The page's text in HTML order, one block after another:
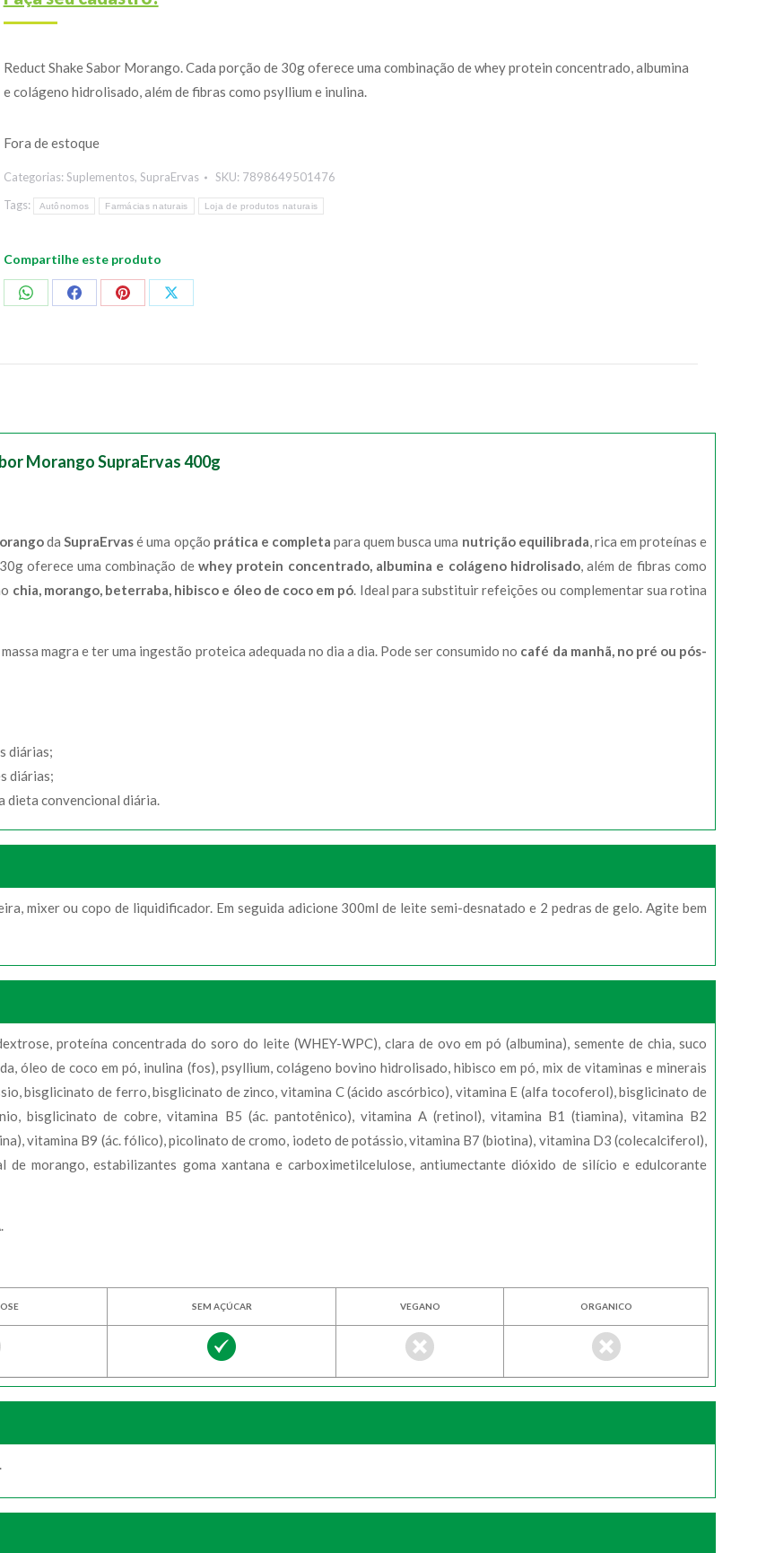
Reduct Shake Sabor Morango. Cada porção de 30g oferece uma combinação de whey protein concentrado, albumina
e colágeno hidrolisado, além de fibras como psyllium e inulina.
Fora de estoque
Categorias: Suplementos, SupraErvas SKU: 7898649501476
Tags:
Autônomos Farmácias naturais Loja de produtos naturais
Compartilhe este produto
CompartilharCompartilharCompartilharCompartilhar
Morango SupraErvas 400g
daSupraErvasé uma opção prática e completa para quem busca uma nutrição equilibrada, rica em proteínas e
oferece uma combinação dewhey protein concentrado, albumina e colágeno hidrolisado, além de fibras como
chia, morango, beterraba, hibisco e óleo de coco em pó. Ideal para substituir refeições ou complementar sua rotina
magra e ter uma ingestão proteica adequada no dia a dia. Pode ser consumido no café da manhã, no pré ou pós-
diárias;
diárias;
dieta convencional diária.
mixer ou copo de liquidificador. Em seguida adicione 300ml de leite semi-desnatado e 2 pedras de gelo. Agite bem
proteína concentrada do soro do leite (WHEY-WPC), clara de ovo em pó (albumina), semente de chia, suco
óleo de coco em pó, inulina (fos), psyllium, colágeno bovino hidrolisado, hibisco em pó, mix de vitaminas e minerais
bisglicinato de ferro, bisglicinato de zinco, vitamina C (ácido ascórbico), vitamina E (alfa tocoferol), bisglicinato de
bisglicinato de cobre, vitamina B5 (ác. pantotênico), vitamina A (retinol), vitamina B1 (tiamina), vitamina B2
vitamina B9 (ác. fólico), picolinato de cromo, iodeto de potássio, vitamina B7 (biotina), vitamina D3 (colecalciferol),
de morango, estabilizantes goma xantana e carboximetilcelulose, antiumectante dióxido de silício e edulcorante
SEM AÇÚCAR VEGANO ORGANICO